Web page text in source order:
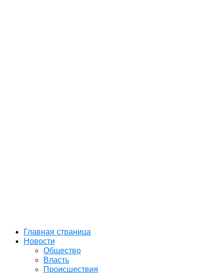
Главная страница
Новости
Общество
Власть
Происшествия